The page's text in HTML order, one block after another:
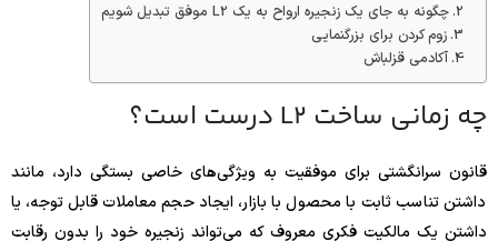
چگونه به جای یک زنجیره ارواح به یک L2 موفق تبدیل شویم
زوم کردن برای بزرگنمایی
آکادمی قزلباش
چه زمانی ساخت L2 درست است؟
قانون سرانگشتی برای موفقیت به ویژگی‌های خاصی بستگی دارد، مانند
داشتن تناسب ثابت با محصول با بازار، ایجاد حجم معاملات قابل توجه، یا
داشتن یک مالکیت فکری معروف که می‌تواند زنجیره خود را بدون رقابت